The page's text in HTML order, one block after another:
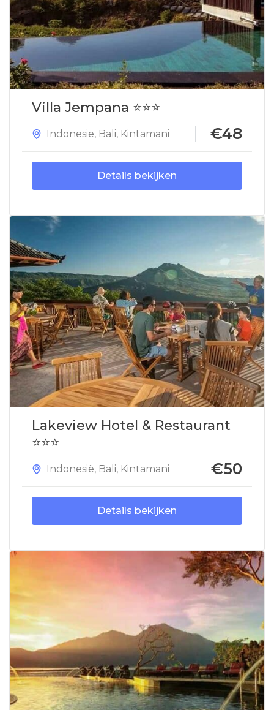
Villa Jempana ⭐⭐⭐
Indonesië, Bali, Kintamani €48
Details bekijken
Lakeview Hotel & Restaurant
⭐⭐⭐
Indonesië, Bali, Kintamani €50
Details bekijken